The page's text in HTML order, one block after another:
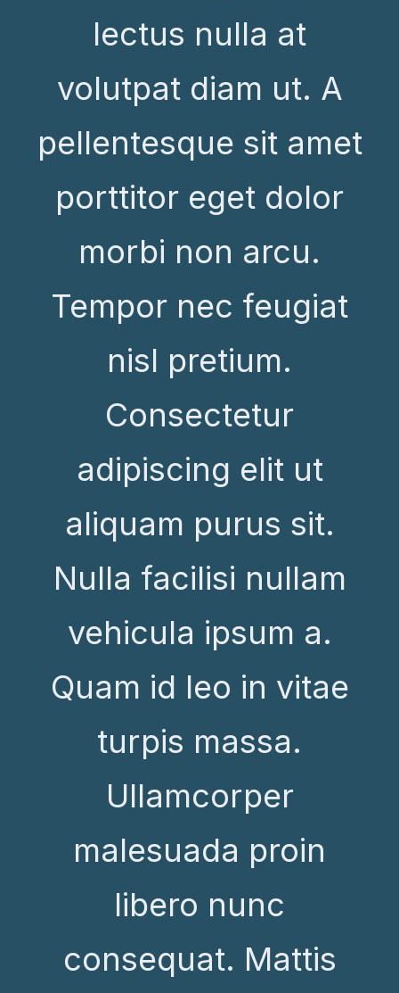
lectus nulla at
volutpat diam ut. A
pellentesque sit amet
porttitor eget dolor
morbi non arcu.
Tempor nec feugiat
nisl pretium.
Consectetur
adipiscing elit ut
aliquam purus sit.
Nulla facilisi nullam
vehicula ipsum a.
Quam id leo in vitae
turpis massa.
Ullamcorper
malesuada proin
libero nunc
consequat. Mattis